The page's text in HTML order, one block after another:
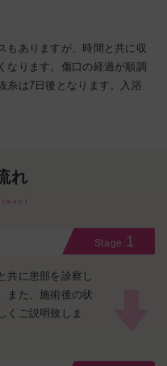
もありますが、時間と共に収
なります。傷口の経過が順調
糸は7日後となります。入浴
れ
Stage. 1
共に患部を診察し
また、施術後の状
くご説明致しま